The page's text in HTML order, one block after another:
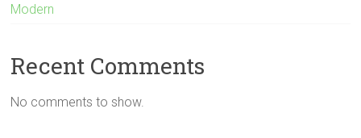
Modern
Recent Comments
No comments to show.